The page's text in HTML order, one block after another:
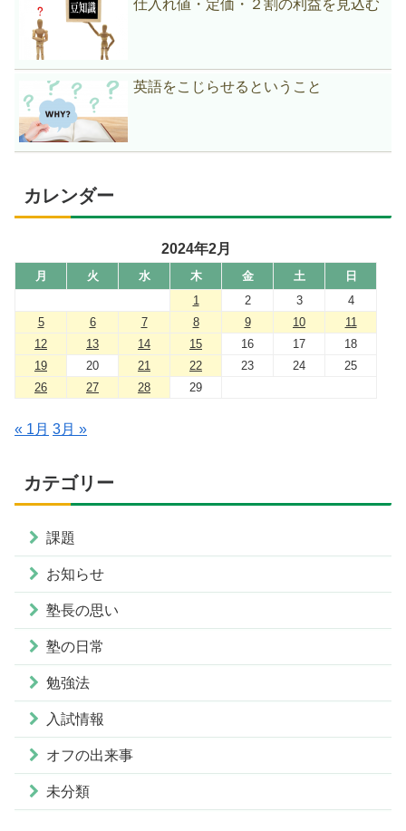
仕入れ値・定価・２割の利益を見込む
英語をこじらせるということ
カレンダー
2024年2月
月 火 水 木 金 土
日
1
2 3
4
5
6 7 8 9 10
11
12
13 14 15 16 17
18
19
20 21 22 23 24
25
26
27 28 29
« 1月 3月 »
カテゴリー
課題
お知らせ
塾長の思い
塾の日常
勉強法
入試情報
オフの出来事
未分類